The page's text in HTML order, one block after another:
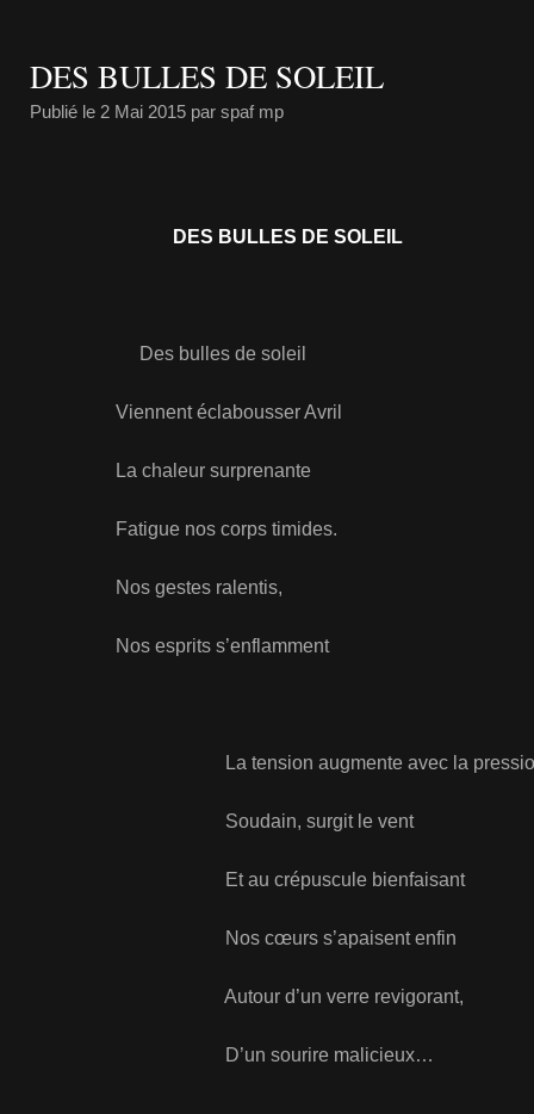
DES BULLES DE SOLEIL
Publié le 2 Mai 2015 par spaf mp
DES BULLES DE SOLEIL
Des bulles de soleil
Viennent éclabousser Avril
La chaleur surprenante
Fatigue nos corps timides.
Nos gestes ralentis,
Nos esprits s’enflamment
La tension augmente avec la pression
Soudain, surgit le vent
Et au crépuscule bienfaisant
Nos cœurs s’apaisent enfin
Autour d’un verre revigorant,
D’un sourire malicieux…